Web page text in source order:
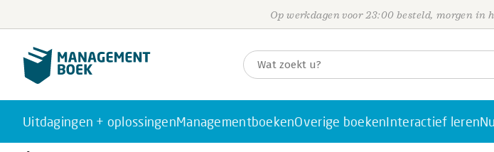
Op werkdagen voor 23:00 besteld, morgen in
Uitdagingen + oplossingenManagementboekenOverige boekenInteractief leren